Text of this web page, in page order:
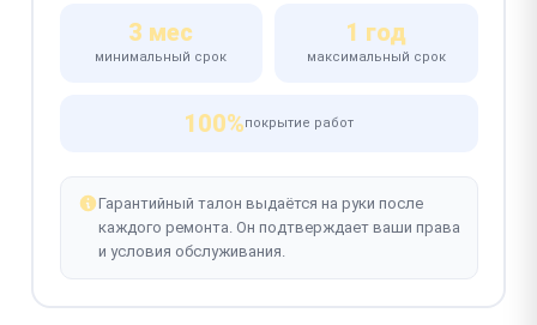
3 мес
минимальный срок
1 год
максимальный срок
100%покрытие работ
Гарантийный талон выдаётся на руки после
каждого ремонта. Он подтверждает ваши права
и условия обслуживания.